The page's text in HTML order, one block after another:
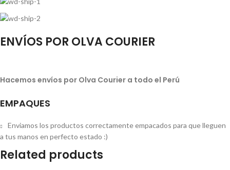
ENVÍOS POR OLVA COURIER
Hacemos envíos por Olva Courier a todo el Perú
EMPAQUES
Enviamos los productos correctamente empacados para que lleguen
a tus manos en perfecto estado :)
Related products